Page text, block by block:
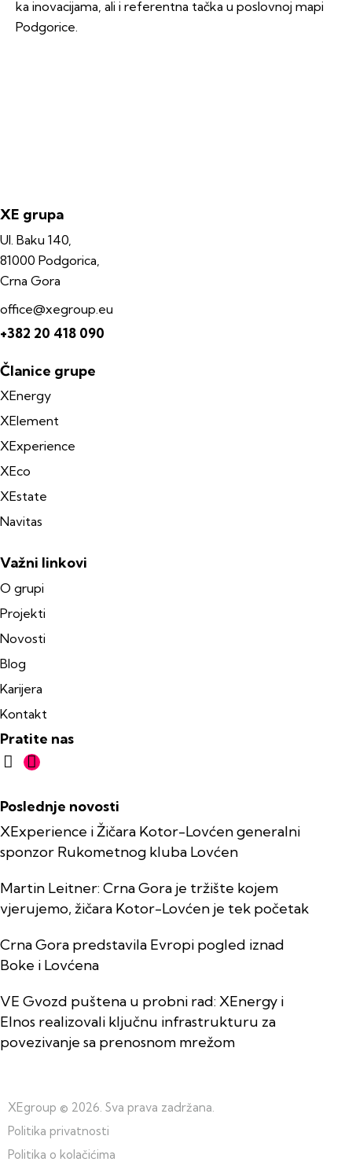
ka inovacijama, ali i referentna tačka u poslovnoj mapi
Podgorice.
XE grupa
Ul. Baku 140,
81000 Podgorica,
Crna Gora
office@xegroup.eu
+382 20 418 090
Članice grupe
XEnergy
XElement
XExperience
XEco
XEstate
Navitas
Važni linkovi
O grupi
Projekti
Novosti
Blog
Karijera
Kontakt
Pratite nas
Poslednje novosti
XExperience i Žičara Kotor-Lovćen generalni
sponzor Rukometnog kluba Lovćen
Martin Leitner: Crna Gora je tržište kojem
vjerujemo, žičara Kotor-Lovćen je tek početak
Crna Gora predstavila Evropi pogled iznad
Boke i Lovćena
VE Gvozd puštena u probni rad: XEnergy i
Elnos realizovali ključnu infrastrukturu za
povezivanje sa prenosnom mrežom
XEgroup © 2026. Sva prava zadržana.
Politika privatnosti
Politika o kolačićima